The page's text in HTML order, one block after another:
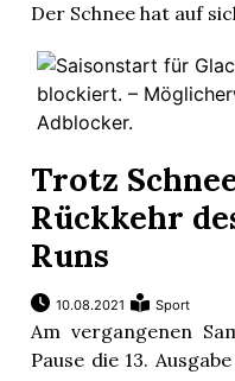
Der Schnee hat auf
Trotz
Rückkehr
Runs
10.08.2021 Sport
Am vergangenen
Pause die 13.